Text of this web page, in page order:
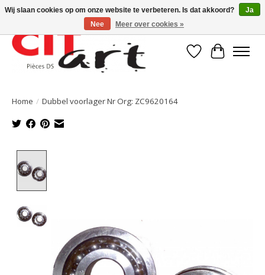
Verlanglijst
Home / Dubbel voorlager Nr Org: ZC9620164
Wij slaan cookies op om onze website te verbeteren. Is dat akkoord?
Ja
Nee
Meer over cookies »